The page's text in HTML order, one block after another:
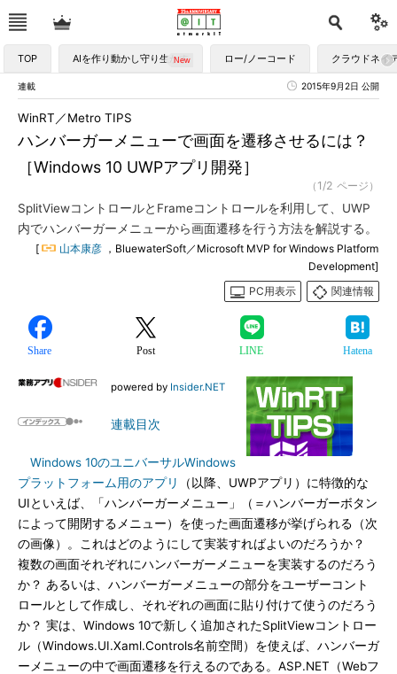
TOP AIを作り動かし守り生かす ロー/ノーコード クラウドネイ
連載 2015年9月2日 公開
ハンバーガーメニューで画面を遷移させるには？
［Windows 10 UWPアプリ開発］
WinRT／Metro TIPS
（1/2 ページ）
SplitViewコントロールとFrameコントロールを利用して、UWP
内でハンバーガーメニューから画面遷移を行う方法を解説する。
[ 山本康彦 ，BluewaterSoft／Microsoft MVP for Windows Platform
Development]
PC用表示
関連情報
Share Post LINE Hatena
powered by Insider.NET
連載目次
Windows 10のユニバーサルWindows
プラットフォーム用のアプリ
（以降、UWPアプリ）に特徴的な
UIといえば、「ハンバーガーメニュー」（＝ハンバーガーボタン
によって開閉するメニュー）を使った画面遷移が挙げられる（次
の画像）。これはどのようにして実装すればよいのだろうか？
複数の画面それぞれにハンバーガーメニューを実装するのだろう
か？ あるいは、ハンバーガーメニューの部分をユーザーコント
ロールとして作成し、それぞれの画面に貼り付けて使うのだろう
か？ 実は、Windows 10で新しく追加されたSplitViewコントロー
ル（Windows.UI.Xaml.Controls名前空間）を使えば、ハンバーガ
ーメニューの中で画面遷移を行えるのである。ASP.NET（Webフ